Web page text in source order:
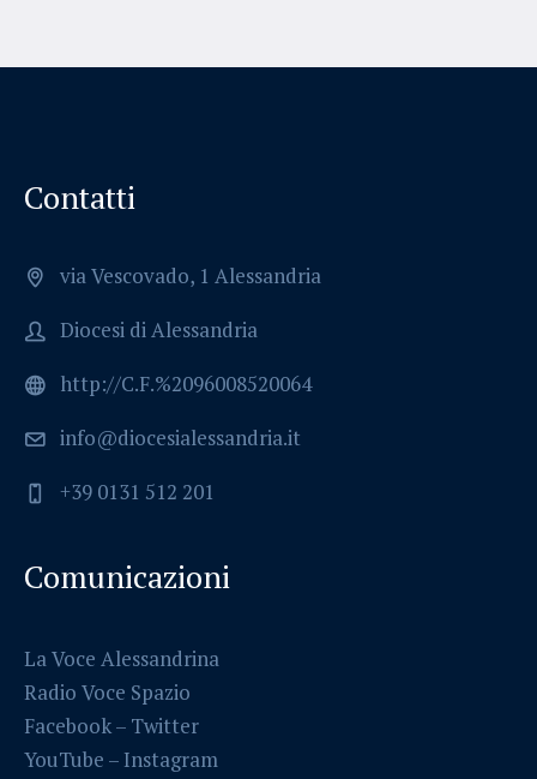
Contatti
via Vescovado, 1 Alessandria
Diocesi di Alessandria
http://C.F.%2096008520064
info@diocesialessandria.it
+39 0131 512 201
Comunicazioni
La Voce Alessandrina
Radio Voce Spazio
Facebook– Twitter
YouTube – Instagram